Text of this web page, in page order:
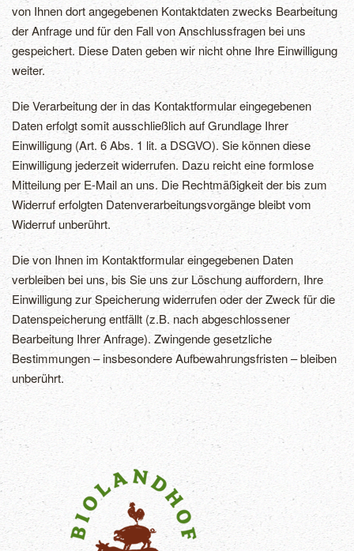
von Ihnen dort angegebenen Kontaktdaten zwecks Bearbeitung
der Anfrage und für den Fall von Anschlussfragen bei uns
gespeichert. Diese Daten geben wir nicht ohne Ihre Einwilligung
weiter.
Die Verarbeitung der in das Kontaktformular eingegebenen
Daten erfolgt somit ausschließlich auf Grundlage Ihrer
Einwilligung (Art. 6 Abs. 1 lit. a DSGVO). Sie können diese
Einwilligung jederzeit widerrufen. Dazu reicht eine formlose
Mitteilung per E-Mail an uns. Die Rechtmäßigkeit der bis zum
Widerruf erfolgten Datenverarbeitungsvorgänge bleibt vom
Widerruf unberührt.
Die von Ihnen im Kontaktformular eingegebenen Daten
verbleiben bei uns, bis Sie uns zur Löschung auffordern, Ihre
Einwilligung zur Speicherung widerrufen oder der Zweck für die
Datenspeicherung entfällt (z.B. nach abgeschlossener
Bearbeitung Ihrer Anfrage). Zwingende gesetzliche
Bestimmungen – insbesondere Aufbewahrungsfristen – bleiben
unberührt.